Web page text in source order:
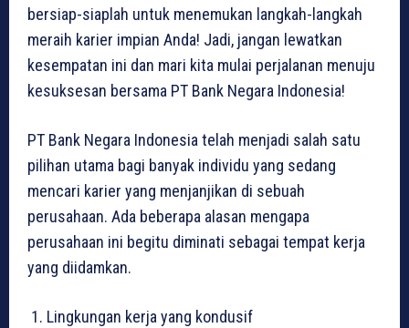
bersiap-siaplah untuk menemukan langkah-langkah
meraih karier impian Anda! Jadi, jangan lewatkan
kesempatan ini dan mari kita mulai perjalanan menuju
kesuksesan bersama PT Bank Negara Indonesia!
PT Bank Negara Indonesia telah menjadi salah satu
pilihan utama bagi banyak individu yang sedang
mencari karier yang menjanjikan di sebuah
perusahaan. Ada beberapa alasan mengapa
perusahaan ini begitu diminati sebagai tempat kerja
yang diidamkan.
Lingkungan kerja yang kondusif